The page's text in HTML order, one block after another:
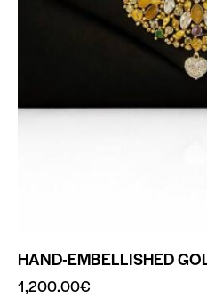
HAND-EMBELLISHED
1,200.00€